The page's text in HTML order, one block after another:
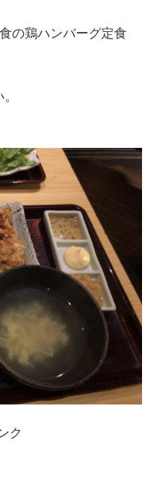
の鶏ハンバーグ定食
ク